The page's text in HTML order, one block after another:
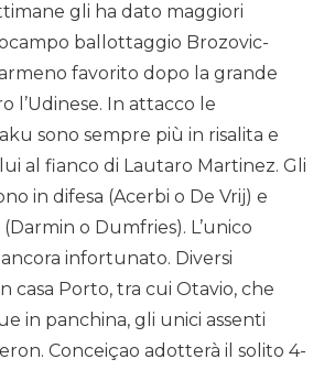
gli ha dato maggiori
ballottaggio Brozovic-
favorito dopo la grande
l’Udinese. In attacco le
sono sempre più in risalita e
al fianco di Lautaro Martinez. Gli
in difesa (Acerbi o De Vrij) e
o Dumfries). L’unico
infortunato. Diversi
casa Porto, tra cui Otavio, che
in panchina, gli unici assenti
Conceiçao adotterà il solito 4-